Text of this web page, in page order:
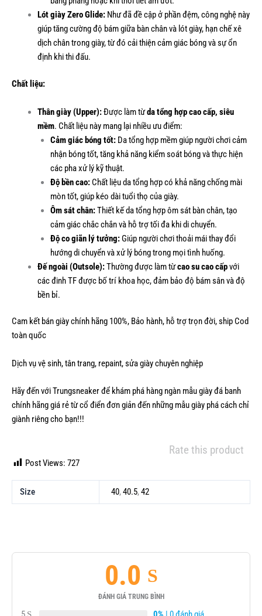
Lót giày Zero Glide:Như đã đề cập ở phần đệm, công nghệ này
giúp tăng cường độ bám giữa bàn chân và lót giày, hạn chế xê
dịch chân trong giày, từ đó cải thiện cảm giác bóng và sự ổn
định khi thi đấu.
Chất liệu:
Thân giày (Upper):Được làm từda tổng hợp cao cấp, siêu
mềm. Chất liệu này mang lại nhiều ưu điểm:
Cảm giác bóng tốt:Da tổng hợp mềm giúp người chơi cảm
nhận bóng tốt, tăng khả năng kiểm soát bóng và thực hiện
các pha xử lý kỹ thuật.
Độ bền cao:Chất liệu da tổng hợp có khả năng chống mài
mòn tốt, giúp kéo dài tuổi thọ của giày.
Ôm sát chân:Thiết kế da tổng hợp ôm sát bàn chân, tạo
cảm giác chắc chắn và hỗ trợ tối đa khi di chuyển.
Độ co giãn lý tưởng:Giúp người chơi thoải mái thay đổi
hướng di chuyển và xử lý bóng trong mọi tình huống.
Đế ngoài (Outsole):Thường được làm từcao su cao cấpvới
các đinh TF được bố trí khoa học, đảm bảo độ bám sân và độ
bền bỉ.
Cam kết bán giày chính hãng 100%, Bảo hành, hỗ trợ trọn đời, ship Cod
toàn quốc
Dịch vụ vệ sinh, tân trang, repaint, sửa giày chuyên nghiệp
Hãy đến với Trungsneaker để khám phá hàng ngàn mẫugiày đá banh
chính hãng giá rẻ từ cổ điển đơn giản đến những mẫu giày phá cách chỉ
giành riêng cho bạn!!!
Rate this product
Post Views: 727
Size 40,40.5,42
0.0
ĐÁNH GIÁ TRUNG BÌNH